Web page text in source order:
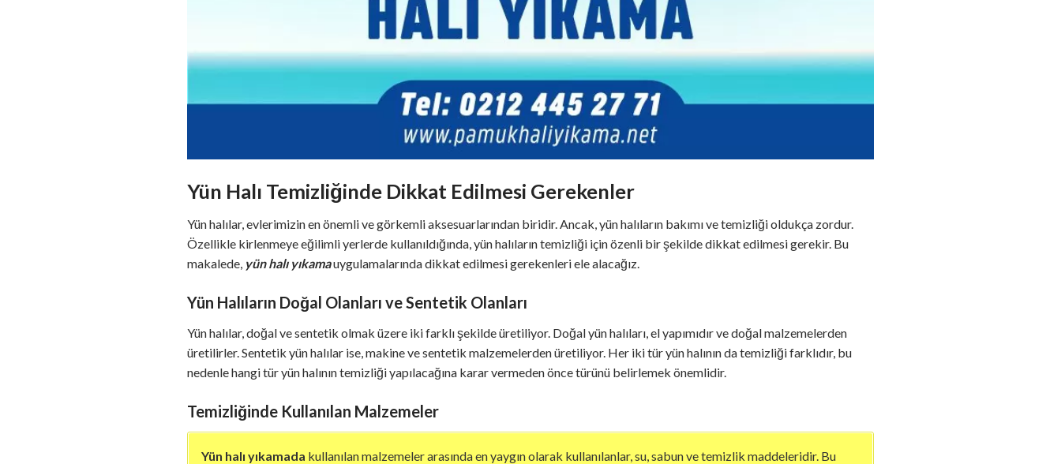
Yün Halı Temizliğinde Dikkat Edilmesi Gerekenler
Yün halılar, evlerimizin en önemli ve görkemli aksesuarlarından biridir. Ancak, yün halıların bakımı ve temizliği oldukça zordur.
Özellikle kirlenmeye eğilimli yerlerde kullanıldığında, yün halıların temizliği için özenli bir şekilde dikkat edilmesi gerekir. Bu
makalede, yün halı yıkamauygulamalarında dikkat edilmesi gerekenleri ele alacağız.
Yün Halıların Doğal Olanları ve Sentetik Olanları
Yün halılar, doğal ve sentetik olmak üzere iki farklı şekilde üretiliyor. Doğal yün halıları, el yapımıdır ve doğal malzemelerden
üretilirler. Sentetik yün halılar ise, makine ve sentetik malzemelerden üretiliyor. Her iki tür yün halının da temizliği farklıdır, bu
nedenle hangi tür yün halının temizliği yapılacağına karar vermeden önce türünü belirlemek önemlidir.
Temizliğinde Kullanılan Malzemeler
Yün halı yıkamada kullanılan malzemeler arasında en yaygın olarak kullanılanlar, su, sabun ve temizlik maddeleridir. Bu